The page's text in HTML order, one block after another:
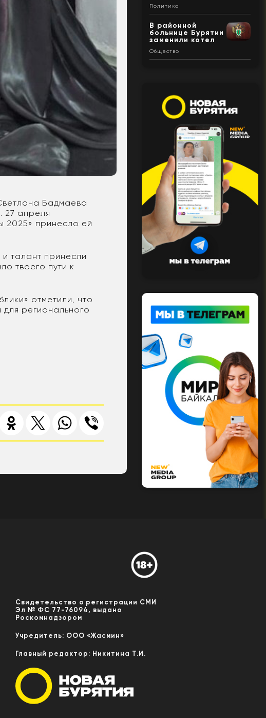
Бадмаева
27 апреля
2025» принесло ей
талант принесли
твоего пути к
отметили, что
регионального
Политика
В районной
больнице Бурятии
заменили котел
Общество
Свидетельство о регистрации СМИ
Эл № ФС 77-76094, выдано
Роскомнадзором
Учредитель: ООО «Жасмин»
Главный редактор: Никитина Т.И.